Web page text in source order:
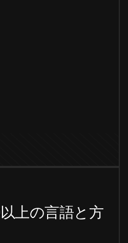
上の言語と方